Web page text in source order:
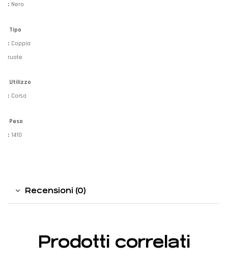
: Nero
Tipo
: Coppia
ruote
Utilizzo
: Corsa
Peso
: 1410
Recensioni (0)
Prodotti correlati